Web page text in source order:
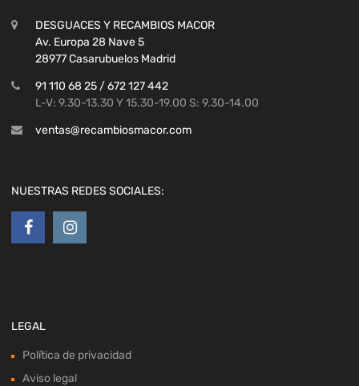
DESGUACES Y RECAMBIOS MACOR
Av. Europa 28 Nave 5
28977 Casarubuelos Madrid
91 110 68 25 / 672 127 442
L-V: 9.30-13.30 Y 15.30-19.00 S: 9.30-14.00
ventas@recambiosmacor.com
NUESTRAS REDES SOCIALES:
LEGAL
Política de privacidad
Aviso legal